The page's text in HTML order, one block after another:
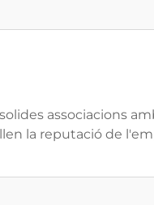
associacions
la reputació de